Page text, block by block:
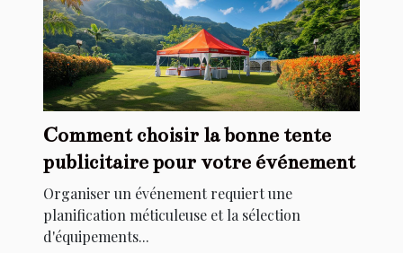
Comment choisir la bonne tente
publicitaire pour votre événement
Organiser un événement requiert une
planification méticuleuse et la sélection
d'équipements...